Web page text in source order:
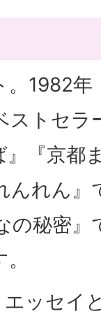
。1982
ストセラ
』『京
んれん』
の秘密』
ッセイ